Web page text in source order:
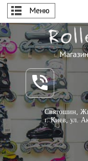
Меню
Святошин,
г. Киев, ул.